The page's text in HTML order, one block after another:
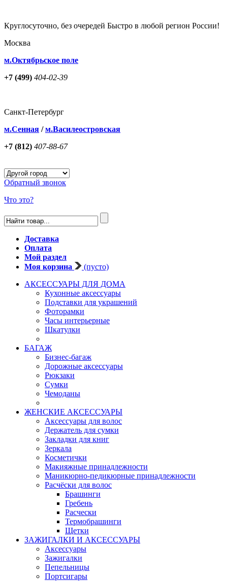
Круглосуточно, без очередей Быстро в любой регион России!
Москва
м.Октябрьское поле
+7 (499) 404-02-39
Санкт-Петербург
м.Сенная /м.Василеостровская
+7 (812) 407-88-67
Обратный звонок
Что это?
Доставка
Оплата
Мой раздел
Моя корзина
(пусто)
АКСЕССУАРЫ ДЛЯ ДОМА
Кухонные аксессуары
Подставки для украшений
Фоторамки
Часы интерьерные
Шкатулки
БАГАЖ
Бизнес-багаж
Дорожные аксессуары
Рюкзаки
Сумки
Чемоданы
ЖЕНСКИЕ АКСЕССУАРЫ
Аксессуары для волос
Держатель для сумки
Закладки для книг
Зеркала
Косметички
Макияжные принадлежности
Маникюрно-педикюрные принадлежности
Расчёски для волос
Брашинги
Гребень
Расчески
Термобрашинги
Щетки
ЗАЖИГАЛКИ И АКСЕССУАРЫ
Аксессуары
Зажигалки
Пепельницы
Портсигары